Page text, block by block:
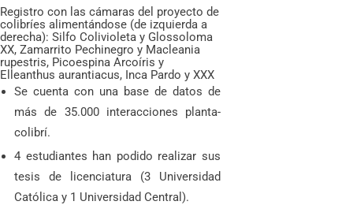
Registro con las cámaras del proyecto de
colibríes alimentándose (de izquierda a
derecha): Silfo Colivioleta y Glossoloma
XX, Zamarrito Pechinegro y Macleania
rupestris, Picoespina Arcoíris y
Elleanthus aurantiacus, Inca Pardo y XXX
Se cuenta con una base de datos de
más de 35.000 interacciones planta-
colibrí.
4 estudiantes han podido realizar sus
tesis de licenciatura (3 Universidad
Católica y 1 Universidad Central).